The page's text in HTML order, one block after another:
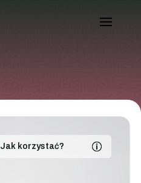
Jak korzystać?